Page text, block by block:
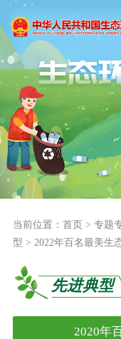
当前位置： 首页> 专题
型 > 2022年百名最美生
先进典型
2020年